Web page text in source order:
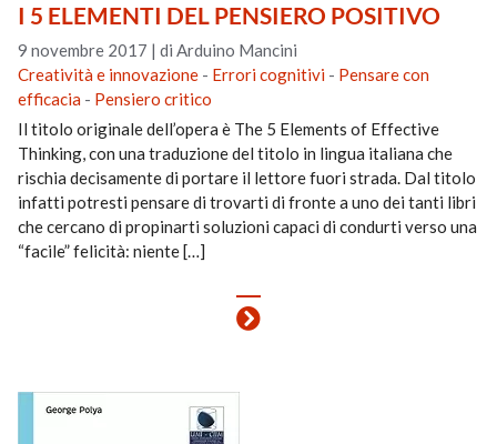
I 5 ELEMENTI DEL PENSIERO POSITIVO
9 novembre 2017 |di Arduino Mancini
Creatività e innovazione - Errori cognitivi - Pensare con
efficacia - Pensiero critico
Il titolo originale dell’opera è The 5 Elements of Effective
Thinking, con una traduzione del titolo in lingua italiana che
rischia decisamente di portare il lettore fuori strada. Dal titolo
infatti potresti pensare di trovarti di fronte a uno dei tanti libri
che cercano di propinarti soluzioni capaci di condurti verso una
“facile” felicità: niente […]